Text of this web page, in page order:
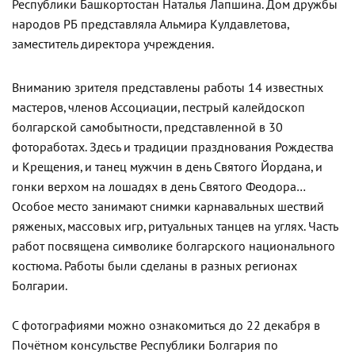
Республики Башкортостан Наталья Лапшина. Дом дружбы
народов РБ представляла Альмира Кулдавлетова,
заместитель директора учреждения.
Вниманию зрителя представлены работы 14 известных
мастеров, членов Ассоциации, пестрый калейдоскоп
болгарской самобытности, представленной в 30
фотоработах. Здесь и традиции празднования Рождества
и Крещения, и танец мужчин в день Святого Йордана, и
гонки верхом на лошадях в день Святого Феодора…
Особое место занимают снимки карнавальных шествий
ряженых, массовых игр, ритуальных танцев на углях. Часть
работ посвящена символике болгарского национального
костюма. Работы были сделаны в разных регионах
Болгарии.
С фотографиями можно ознакомиться до 22 декабря в
Почётном консульстве Республики Болгария по